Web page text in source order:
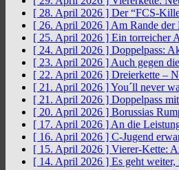
[ 28. April 2026 ] Der “FCS-
[ 26. April 2026 ] Am Rande der
[ 25. April 2026 ] Ein torreicher
[ 24. April 2026 ] Doppelpass:
[ 23. April 2026 ] Auch gegen
[ 22. April 2026 ] Dreierkette –
[ 21. April 2026 ]You´ll never
[ 21. April 2026 ] Doppelpass
[ 20. April 2026 ] Borussias
[ 17. April 2026 ] An die
[ 16. April 2026 ] C-Jugend
[ 15. April 2026 ] Vierer-Kette:
[ 14. April 2026 ] Es geht